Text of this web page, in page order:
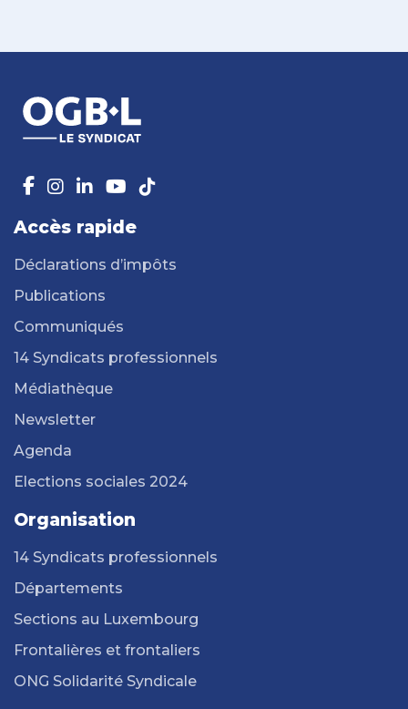
Accès rapide
Déclarations d’impôts
Publications
Communiqués
14 Syndicats professionnels
Médiathèque
Newsletter
Agenda
Elections sociales 2024
Organisation
14 Syndicats professionnels
Départements
Sections au Luxembourg
Frontalières et frontaliers
ONG Solidarité Syndicale